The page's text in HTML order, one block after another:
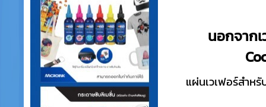
นอกจาก
แผ่นเวเฟอร์สำห